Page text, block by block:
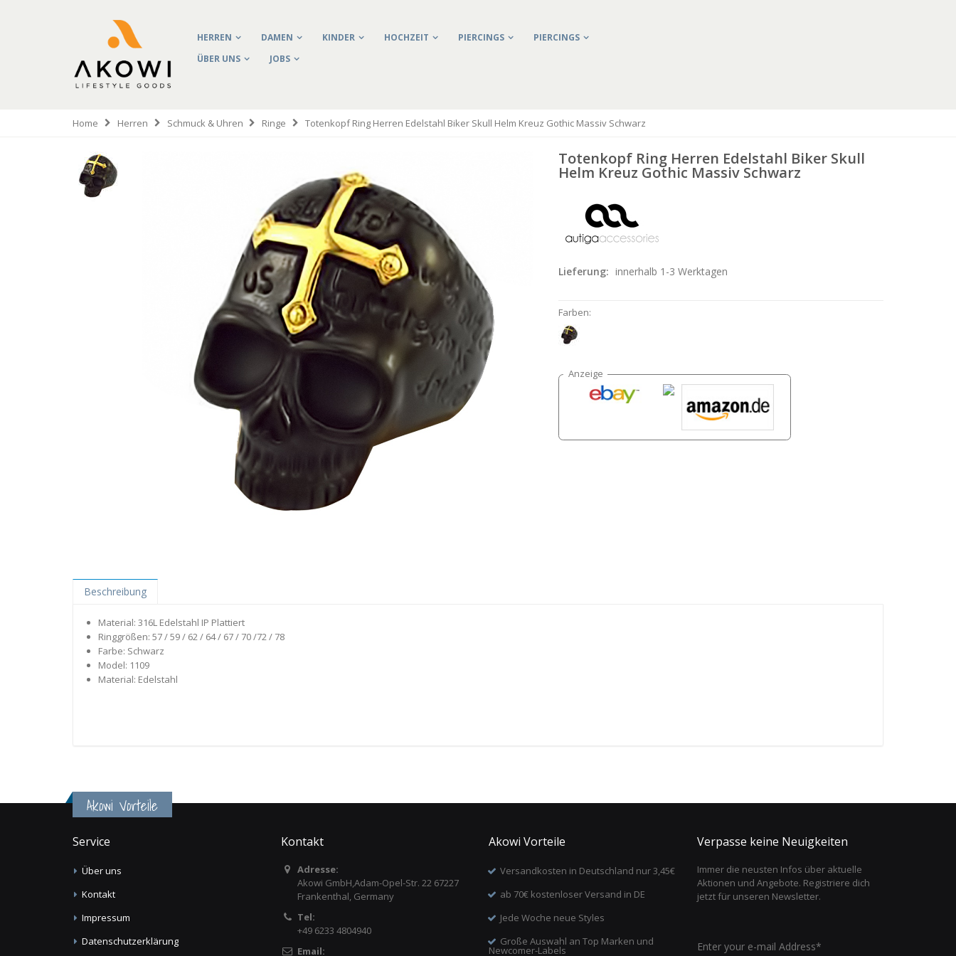
HERREN DAMEN KINDER HOCHZEIT PIERCINGS
PIERCINGS
ÜBER UNS
JOBS
Home Herren Schmuck & Uhren Ringe Totenkopf Ring Herren Edelstahl Biker Skull Helm Kreuz Gothic Massiv Schwarz
Totenkopf Ring Herren Edelstahl Biker Skull
Helm Kreuz Gothic Massiv Schwarz
Lieferung: innerhalb 1-3 Werktagen
Farben:
Beschreibung
Material: 316L Edelstahl IP Plattiert
Ringgrößen: 57 / 59 / 62 / 64 / 67 / 70 /72 / 78
Farbe: Schwarz
Model: 1109
Material: Edelstahl
Akowi Vorteile
Service
Über uns
Kontakt
Impressum
Datenschutzerklärung
Kontakt
Adresse:
Akowi GmbH,Adam-Opel-Str. 22 67227
Frankenthal, Germany
Tel:
+49 6233 4804940
Email:
Akowi Vorteile
Versandkosten in Deutschland nur 3,45€
ab 70€ kostenloser Versand in DE
Jede Woche neue Styles
Große Auswahl an Top Marken und
Newcomer-Labels
Verpasse keine Neuigkeiten
Immer die neusten Infos über aktuelle
Aktionen und Angebote. Registriere dich
jetzt für unseren Newsletter.
Enter your e-mail Address*